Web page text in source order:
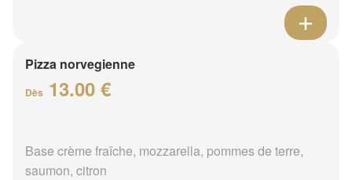
Pizza norvegienne
Dès 13.00 €
Base crème fraîche, mozzarella, pommes de terre,
saumon, citron